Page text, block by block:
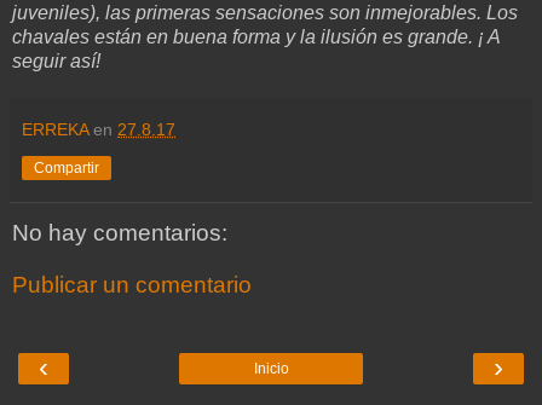
juveniles), las primeras sensaciones son inmejorables. Los
chavales están en buena forma y la ilusión es grande. ¡ A
seguir así!
ERREKA en 27.8.17
Compartir
No hay comentarios:
Publicar un comentario
‹ ›
Inicio